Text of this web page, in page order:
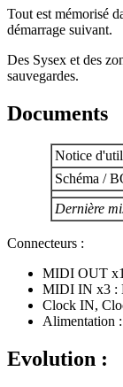
Tout est mémorisé
démarrage suivant.
Des Sysex et des
sauvegardes.
Documents
Notice
Schéma /
Dernière
Connecteurs :
MIDI OUT
MIDI IN x3 :
Clock IN,
Alimentation
Evolution :